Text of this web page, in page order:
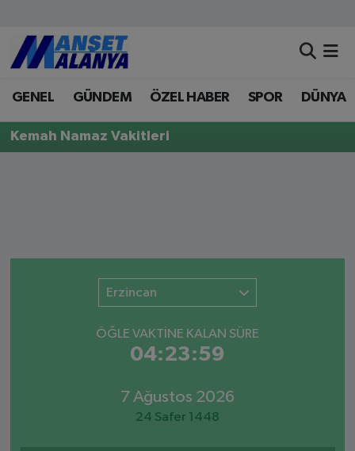
GENEL GÜNDEM ÖZEL HABER SPOR DÜNYA
Kemah Namaz Vakitleri
Erzincan
ÖĞLE VAKTİNE KALAN SÜRE
04:23:59
7 Ağustos 2026
24 Safer 1448
Antalya Nöbetçi Eczaneler
Antalya Hava Durumu
Antalya Namaz Vakitleri
Tüm Manşetler